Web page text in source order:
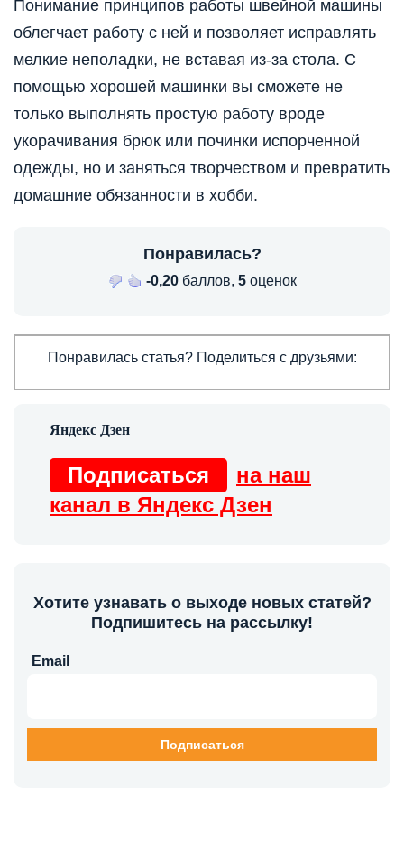
Понимание принципов работы швейной машины
облегчает работу с ней и позволяет исправлять
мелкие неполадки, не вставая из-за стола. С
помощью хорошей машинки вы сможете не
только выполнять простую работу вроде
укорачивания брюк или починки испорченной
одежды, но и заняться творчеством и превратить
домашние обязанности в хобби.
Понравилась?
-0,20баллов, 5оценок
Понравилась статья? Поделиться с друзьями:
Подписаться
на наш
канал в Яндекс Дзен
Хотите узнавать о выходе новых статей?
Подпишитесь на рассылку!
Email